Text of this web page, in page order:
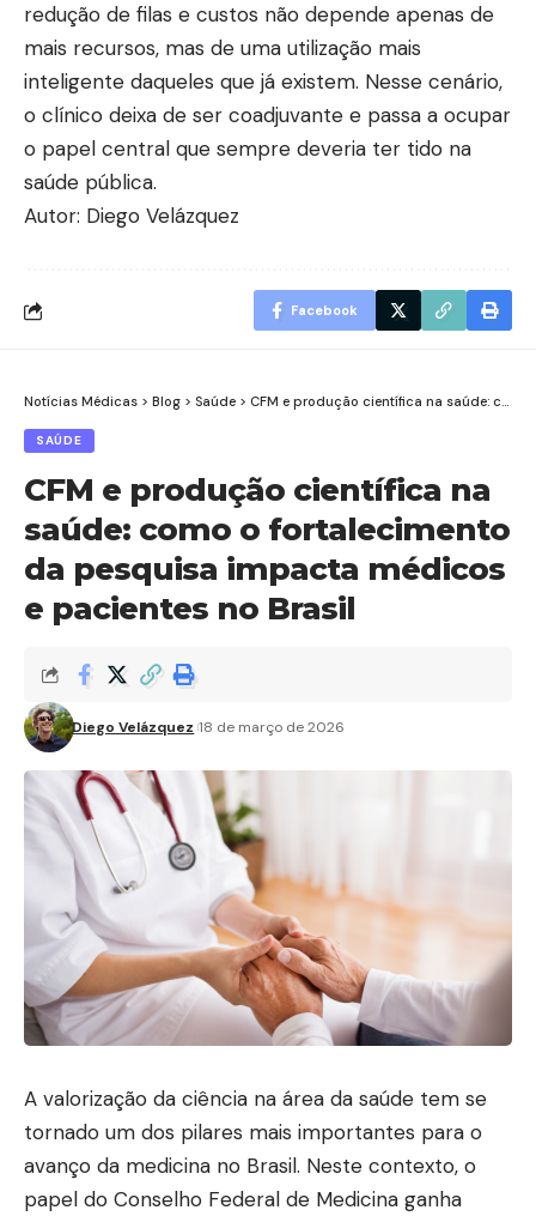
redução de filas e custos não depende apenas de
mais recursos, mas de uma utilização mais
inteligente daqueles que já existem. Nesse cenário,
o clínico deixa de ser coadjuvante e passa a ocupar
o papel central que sempre deveria ter tido na
saúde pública.
Autor: Diego Velázquez
Facebook
Notícias Médicas > Blog > Saúde > CFM e produção científica na saúde: como o fortalecimento da pesquisa impacta médicos e pacientes no Brasil
SAÚDE
CFM e produção científica na
saúde: como o fortalecimento
da pesquisa impacta médicos
e pacientes no Brasil
Diego Velázquez 18 de março de 2026
A valorização da ciência na área da saúde tem se
tornado um dos pilares mais importantes para o
avanço da medicina no Brasil. Neste contexto, o
papel do Conselho Federal de Medicina ganha